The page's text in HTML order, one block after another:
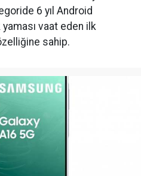
6 yıl Android
vaat eden ilk
sahip.